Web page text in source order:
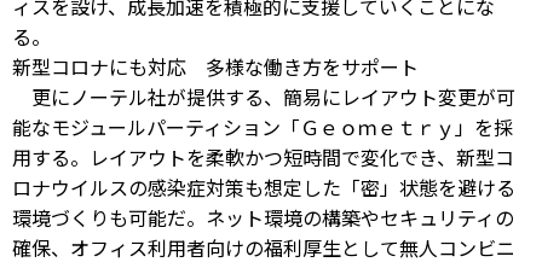
ィスを設け、成長加速を積極的に支援していくことにな
る。
新型コロナにも対応 多様な働き方をサポート
更にノーテル社が提供する、簡易にレイアウト変更が可
能なモジュールパーティション「Ｇｅｏｍｅｔｒｙ」を採
用する。レイアウトを柔軟かつ短時間で変化でき、新型コ
ロナウイルスの感染症対策も想定した「密」状態を避ける
環境づくりも可能だ。ネット環境の構築やセキュリティの
確保、オフィス利用者向けの福利厚生として無人コンビニ